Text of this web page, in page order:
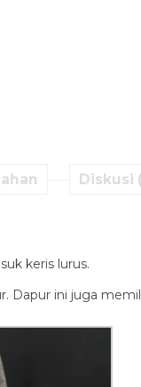
Diskusi
keris lurus.
Dapur ini juga